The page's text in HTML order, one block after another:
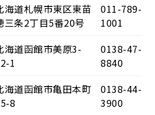
海道札幌市東区東苗
三条2丁目5番20号
011-789-
1001
海道函館市美原3-
1
0138-47-
8840
海道函館市亀田本町
8
0138-44-
3900